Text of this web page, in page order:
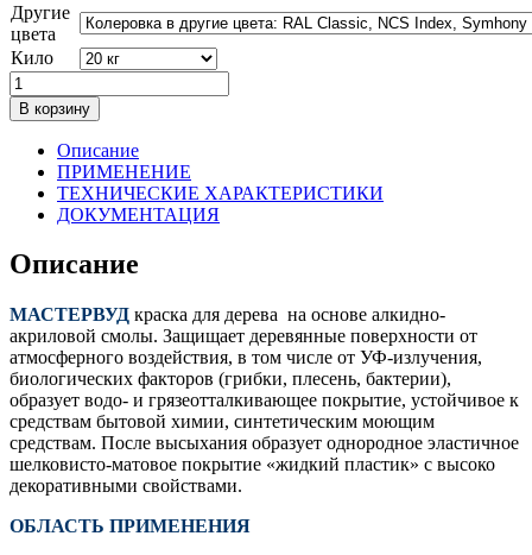
Другие
цвета
Кило
Количество
товара
МАСТЕРВУД
КРАСКА
ДЛЯ
ДЕРЕВА
В корзину
Описание
ПРИМЕНЕНИЕ
ТЕХНИЧЕСКИЕ ХАРАКТЕРИСТИКИ
ДОКУМЕНТАЦИЯ
Описание
МАСТЕРВУД краска для дерева на основе алкидно-
акриловой смолы. Защищает деревянные поверхности от
атмосферного воздействия, в том числе от УФ-излучения,
биологических факторов (грибки, плесень, бактерии),
образует водо- и грязеотталкивающее покрытие, устойчивое к
средствам бытовой химии, синтетическим моющим
средствам. После высыхания образует однородное эластичное
шелковисто-матовое покрытие «жидкий пластик» с высоко
декоративными свойствами.
ОБЛАСТЬ ПРИМЕНЕНИЯ